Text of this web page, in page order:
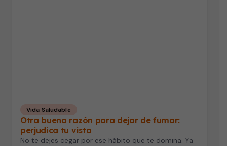
Vida Saludable
Otra buena razón para dejar de fumar:
perjudica tu vista
No te dejes cegar por ese hábito que te domina. Ya